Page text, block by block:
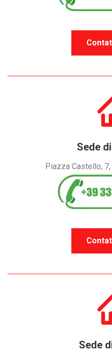
Sede
Piazza Castello,
Sede